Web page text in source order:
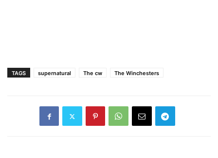
TAGS supernatural The cw The Winchesters